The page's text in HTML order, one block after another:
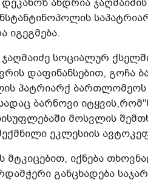
ანდრია
იგეგმება.
სოციალურ
დაფინანსებით, გოჩა
პატრიარქ
სადაც ბარნოვი
მოსვლის
ეკლესიის
მტკიცებით, იქნება
განცხადება